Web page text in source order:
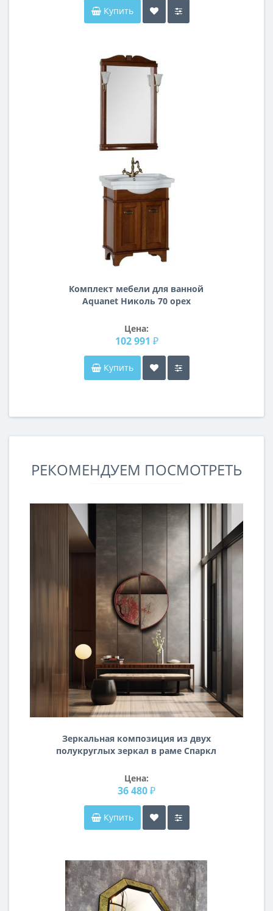
Купить
Комплект мебели для ванной
Aquanet Николь 70 орех
Цена:
102 991 ₽
Купить
РЕКОМЕНДУЕМ ПОСМОТРЕТЬ
Зеркальная композиция из двух
полукруглых зеркал в раме Спаркл
Цена:
36 480 ₽
Купить